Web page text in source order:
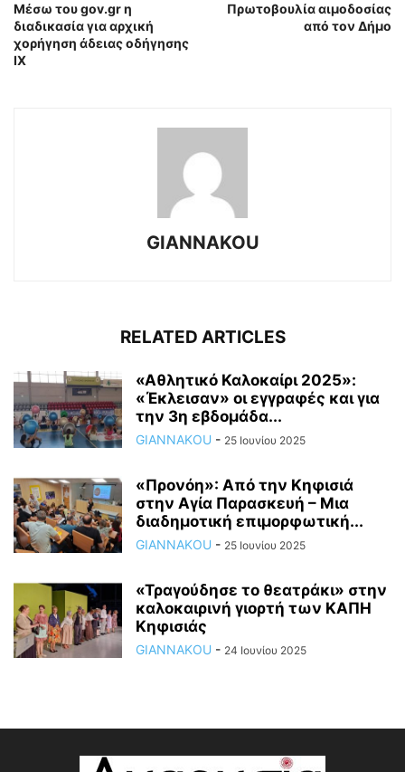
Μέσω του gov.gr η
διαδικασία για αρχική
χορήγηση άδειας οδήγησης
ΙΧ
Πρωτοβουλία αιμοδοσίας
από τον Δήμο
GIANNAKOU
RELATED ARTICLES
«Αθλητικό Καλοκαίρι 2025»:
«Έκλεισαν» οι εγγραφές και για
την 3η εβδομάδα...
GIANNAKOU - 25 Ιουνίου 2025
«Προνόη»: Από την Κηφισιά
στην Αγία Παρασκευή – Μια
διαδημοτική επιμορφωτική...
GIANNAKOU - 25 Ιουνίου 2025
«Τραγούδησε το θεατράκι» στην
καλοκαιρινή γιορτή των ΚΑΠΗ
Κηφισιάς
GIANNAKOU - 24 Ιουνίου 2025